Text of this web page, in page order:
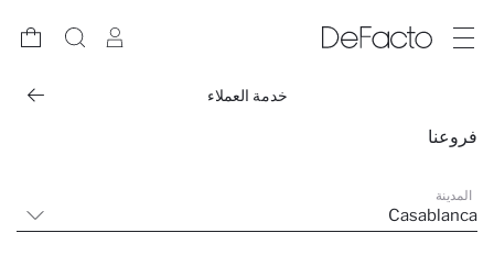
خدمة العملاء
فروعنا
المدينة
Casablanca